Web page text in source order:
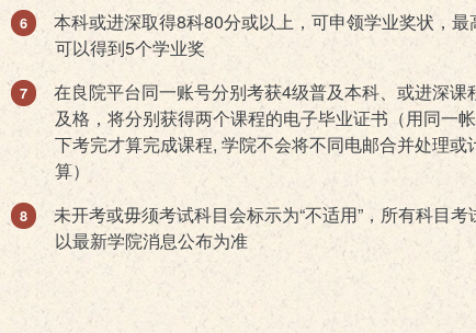
本科或进深取得8科80分或以上，可申领学业奖状，最
可以得到5个学业奖
在良院平台同一账号分别考获4级普及本科、或进深课
及格，将分别获得两个课程的电子毕业证书（用同一
下考完才算完成课程, 学院不会将不同电邮合并处理或
算）
未开考或毋须考试科目会标示为“不适用”，所有科目考
以最新学院消息公布为准